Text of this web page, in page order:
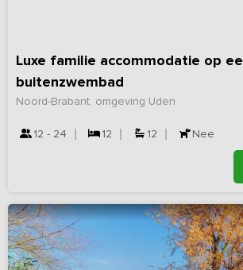
Luxe familie accommodatie op
buitenzwembad
Noord-Brabant, omgeving Uden
12 - 24 12 12 Nee